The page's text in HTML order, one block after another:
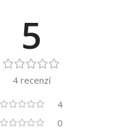
5
4 recenzí
4
0